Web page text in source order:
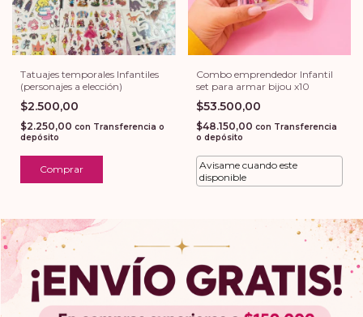
Tatuajes temporales Infantiles
(personajes a elección)
$2.500,00
$2.250,00 con Transferencia o
depósito
Comprar
Combo emprendedor Infantil
set para armar bijou x10
$53.500,00
$48.150,00 con Transferencia
o depósito
Avisame cuando este
disponible